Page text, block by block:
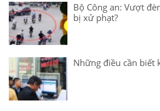
Bộ Công an: Vượt
bị xử phạt?
Những điều cần biết